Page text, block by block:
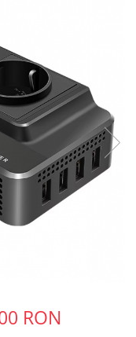
RON